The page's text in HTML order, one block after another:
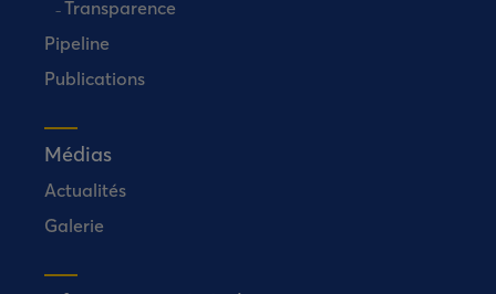
Transparence
Pipeline
Publications
Médias
Actualités
Galerie